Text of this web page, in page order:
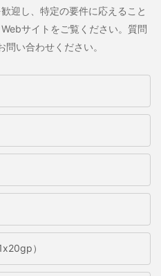
迎し、特定の要件に応えること
サイトをご覧ください。質問
い合わせください。
）